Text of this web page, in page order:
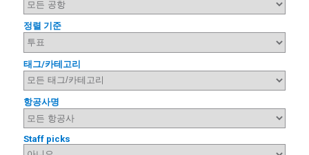
정렬 기준
태그/카테고리
항공사명
Staff picks